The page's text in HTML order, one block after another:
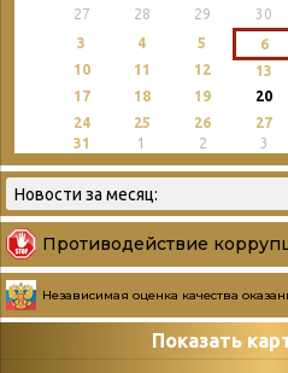
27 28 29 30
3 4 5 6
10
11 12 13
17
18 19 20
24 25 26 27
31
1 2 3
Противодействие
Независимая оценка качества
Показать